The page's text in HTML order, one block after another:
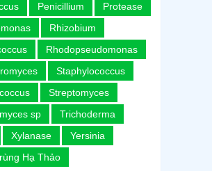
Penicillium
Protease
Rhizobium
Rhodopseudomonas
Staphylococcus
Streptomyces
sp
Trichoderma
Xylanase
Yersinia
Hạ Thảo